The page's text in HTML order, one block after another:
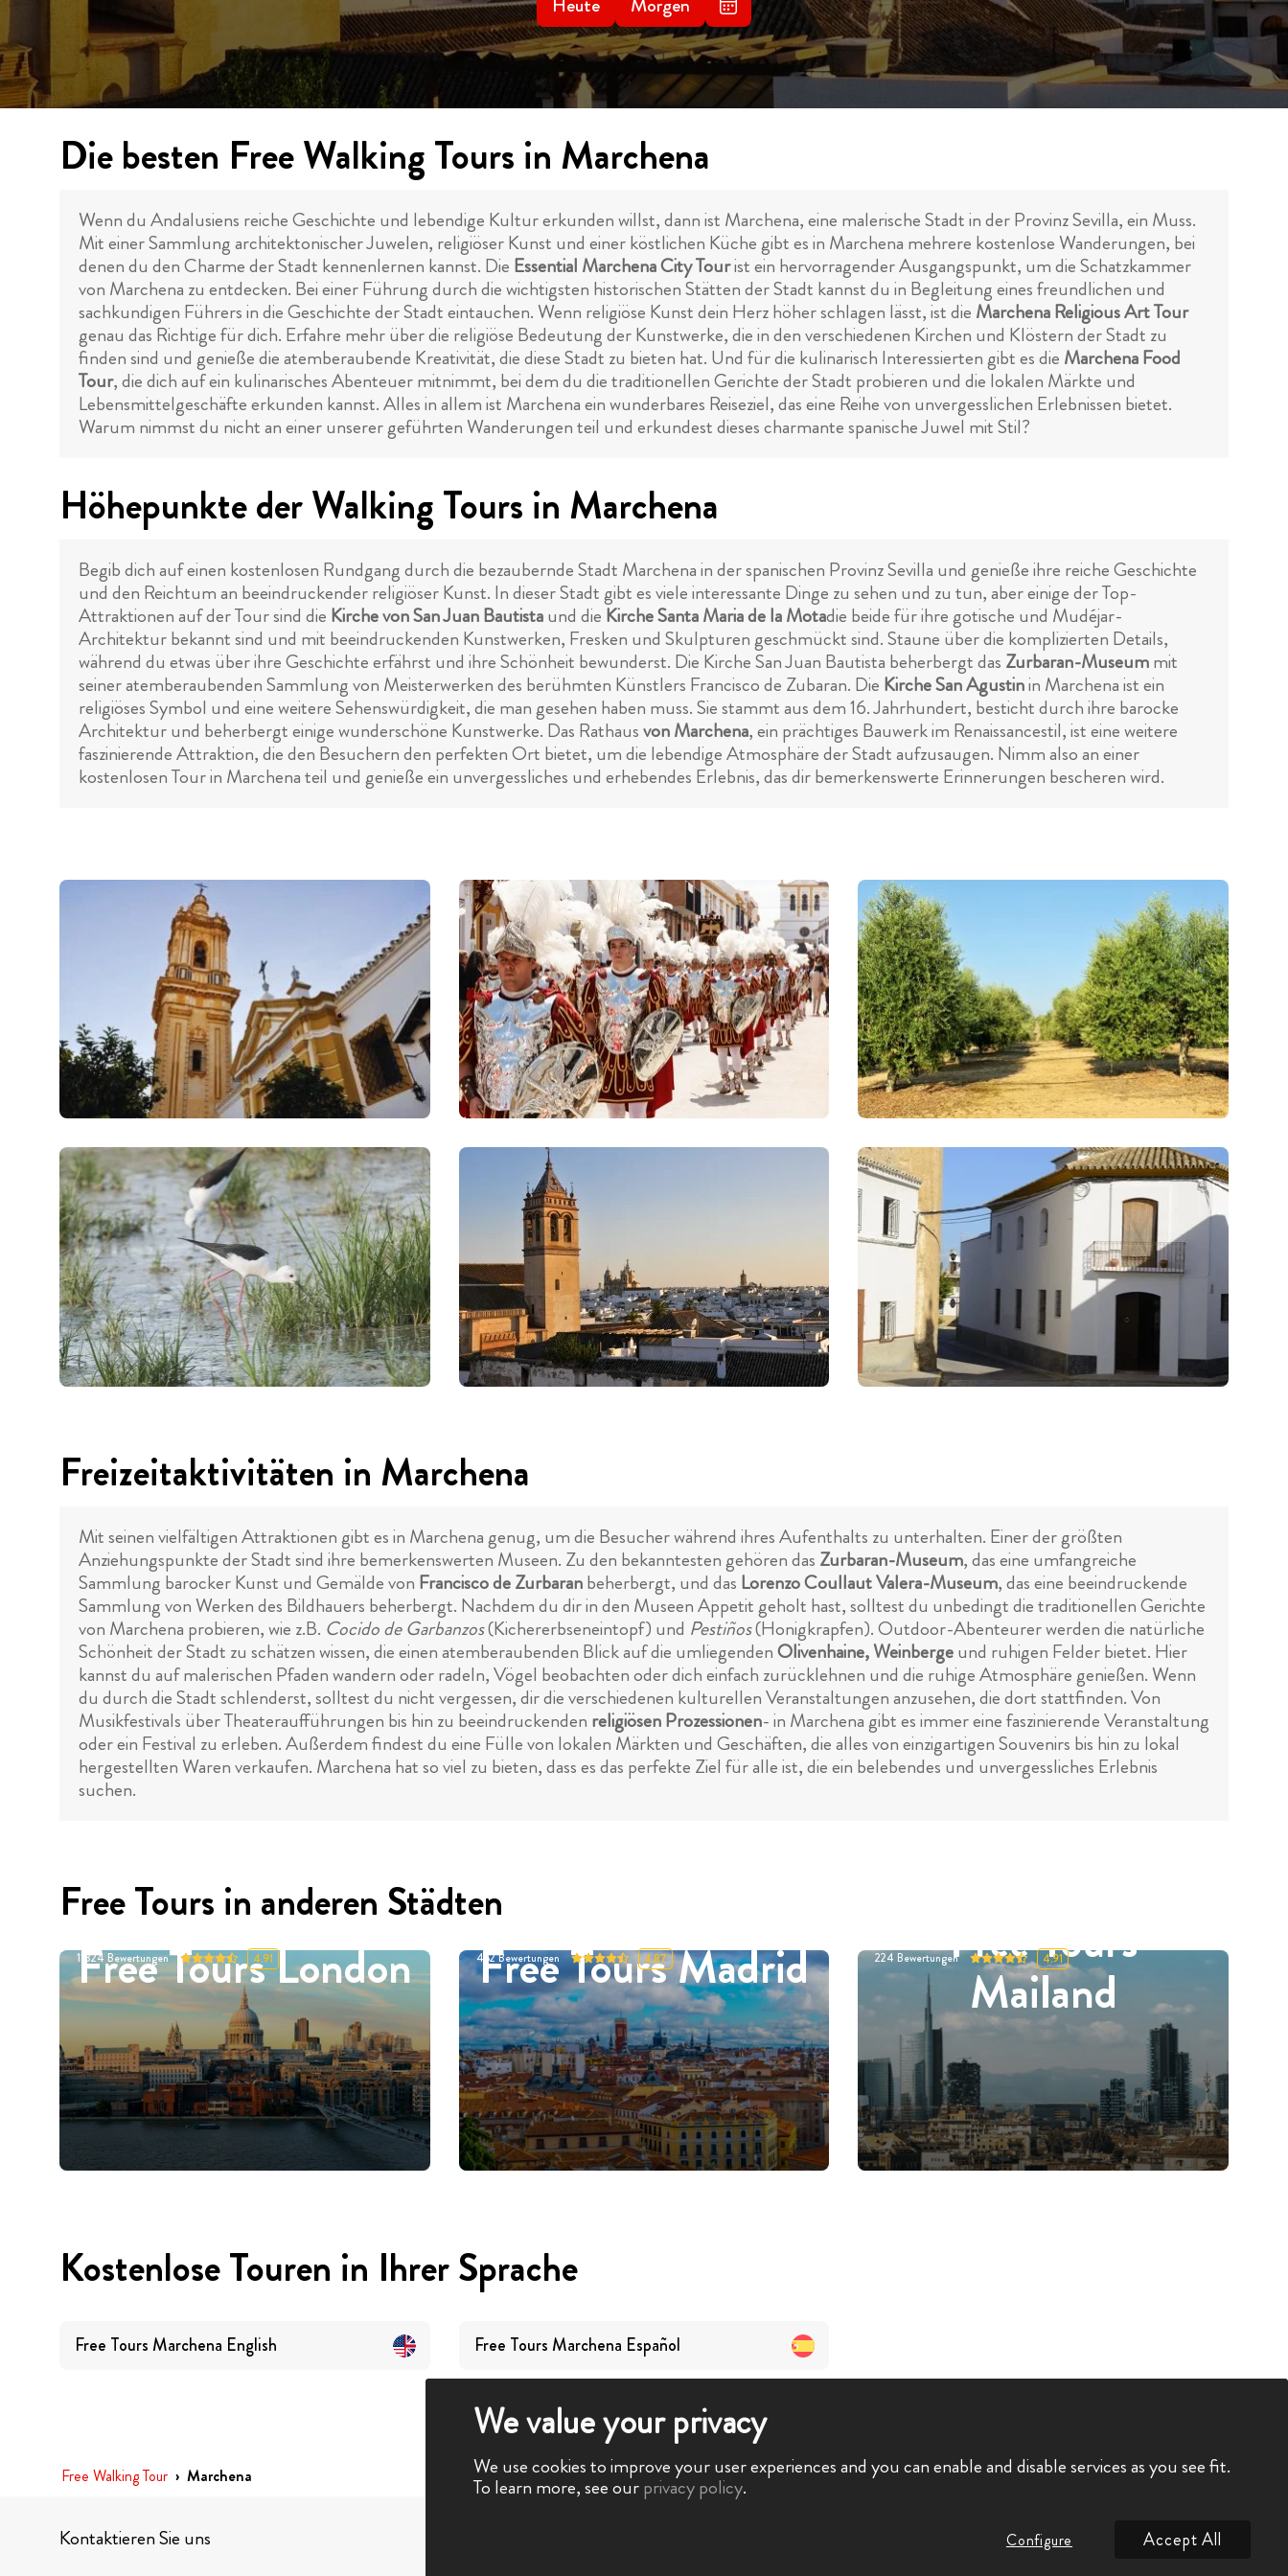
Die besten Free Walking Tours in Marchena
Wenn du Andalusiens reiche Geschichte und lebendige Kultur erkunden willst, dann ist Marchena, eine malerische Stadt in der Provinz Sevilla, ein Muss.
Mit einer Sammlung architektonischer Juwelen, religiöser Kunst und einer köstlichen Küche gibt es in Marchena mehrere kostenlose Wanderungen, bei
denen du den Charme der Stadt kennenlernen kannst. Die Essential Marchena City Tourist ein hervorragender Ausgangspunkt, um die Schatzkammer
von Marchena zu entdecken. Bei einer Führung durch die wichtigsten historischen Stätten der Stadt kannst du in Begleitung eines freundlichen und
sachkundigen Führers in die Geschichte der Stadt eintauchen. Wenn religiöse Kunst dein Herz höher schlagen lässt, ist die Marchena Religious Art Tour
genau das Richtige für dich. Erfahre mehr über die religiöse Bedeutung der Kunstwerke, die in den verschiedenen Kirchen und Klöstern der Stadt zu
finden sind und genieße die atemberaubende Kreativität, die diese Stadt zu bieten hat. Und für die kulinarisch Interessierten gibt es die Marchena Food
Tour, die dich auf ein kulinarisches Abenteuer mitnimmt, bei dem du die traditionellen Gerichte der Stadt probieren und die lokalen Märkte und
Lebensmittelgeschäfte erkunden kannst. Alles in allem ist Marchena ein wunderbares Reiseziel, das eine Reihe von unvergesslichen Erlebnissen bietet.
Warum nimmst du nicht an einer unserer geführten Wanderungen teil und erkundest dieses charmante spanische Juwel mit Stil?
Höhepunkte der Walking Tours in Marchena
Begib dich auf einen kostenlosen Rundgang durch die bezaubernde Stadt Marchena in der spanischen Provinz Sevilla und genieße ihre reiche Geschichte
und den Reichtum an beeindruckender religiöser Kunst. In dieser Stadt gibt es viele interessante Dinge zu sehen und zu tun, aber einige der Top-
Attraktionen auf der Tour sind die Kirche von San Juan Bautistaund die Kirche Santa Maria de la Motadie beide für ihre gotische und Mudéjar-
Architektur bekannt sind und mit beeindruckenden Kunstwerken, Fresken und Skulpturen geschmückt sind. Staune über die komplizierten Details,
während du etwas über ihre Geschichte erfährst und ihre Schönheit bewunderst. Die Kirche San Juan Bautista beherbergt das Zurbaran-Museummit
seiner atemberaubenden Sammlung von Meisterwerken des berühmten Künstlers Francisco de Zubaran. Die Kirche San Agustinin Marchena ist ein
religiöses Symbol und eine weitere Sehenswürdigkeit, die man gesehen haben muss. Sie stammt aus dem 16. Jahrhundert, besticht durch ihre barocke
Architektur und beherbergt einige wunderschöne Kunstwerke. Das Rathausvon Marchena, ein prächtiges Bauwerk im Renaissancestil, ist eine weitere
faszinierende Attraktion, die den Besuchern den perfekten Ort bietet, um die lebendige Atmosphäre der Stadt aufzusaugen. Nimm also an einer
kostenlosen Tour in Marchena teil und genieße ein unvergessliches und erhebendes Erlebnis, das dir bemerkenswerte Erinnerungen bescheren wird.
Freizeitaktivitäten in Marchena
Mit seinen vielfältigen Attraktionen gibt es in Marchena genug, um die Besucher während ihres Aufenthalts zu unterhalten. Einer der größten
Anziehungspunkte der Stadt sind ihre bemerkenswerten Museen. Zu den bekanntesten gehören das Zurbaran-Museum, das eine umfangreiche
Sammlung barocker Kunst und Gemälde von Francisco de Zurbaranbeherbergt, und das Lorenzo Coullaut Valera-Museum, das eine beeindruckende
Sammlung von Werken des Bildhauers beherbergt. Nachdem du dir in den Museen Appetit geholt hast, solltest du unbedingt die traditionellen Gerichte
von Marchena probieren, wie z.B. Cocido de Garbanzos(Kichererbseneintopf) und Pestiños(Honigkrapfen). Outdoor-Abenteurer werden die natürliche
Schönheit der Stadt zu schätzen wissen, die einen atemberaubenden Blick auf die umliegendenOlivenhaine, Weinbergeund ruhigen Felder bietet. Hier
kannst du auf malerischen Pfaden wandern oder radeln, Vögel beobachten oder dich einfach zurücklehnen und die ruhige Atmosphäre genießen. Wenn
du durch die Stadt schlenderst, solltest du nicht vergessen, dir die verschiedenen kulturellen Veranstaltungen anzusehen, die dort stattfinden. Von
Musikfestivals über Theateraufführungen bis hin zu beeindruckenden religiösen Prozessionen- in Marchena gibt es immer eine faszinierende Veranstaltung
oder ein Festival zu erleben. Außerdem findest du eine Fülle von lokalen Märkten und Geschäften, die alles von einzigartigen Souvenirs bis hin zu lokal
hergestellten Waren verkaufen. Marchena hat so viel zu bieten, dass es das perfekte Ziel für alle ist, die ein belebendes und unvergessliches Erlebnis
suchen.
Free Tours in anderen Städten
Free Tours London
11324Bewertungen 4.91 Free Tours Madrid
452Bewertungen 4.87 Free Tours
Mailand
224 Bewertungen 4.91
Kostenlose Touren in Ihrer Sprache
Free Tours Marchena English Free Tours Marchena Español
Free Walking Tour › Marchena
Kontaktieren Sie uns
We value your privacy
We use cookies to improve your user experiences and you can enable and disable services as you see fit.
To learn more, see ourprivacy policy.
Configure Accept All